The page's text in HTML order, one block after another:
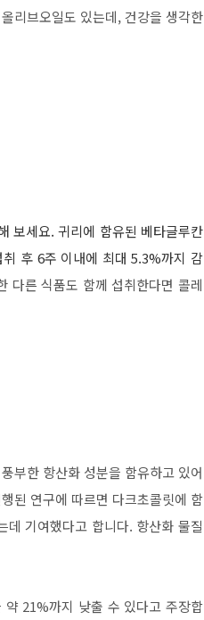
리브오일도 있는데, 건강을 생각한
보세요. 귀리에 함유된 베타글루칸
후 6주 이내에 최대 5.3%까지 감
다른 식품도 함께 섭취한다면 콜레
부한 항산화 성분을 함유하고 있어
된 연구에 따르면 다크초콜릿에 함
기여했다고 합니다. 항산화 물질
21%까지 낮출 수 있다고 주장합